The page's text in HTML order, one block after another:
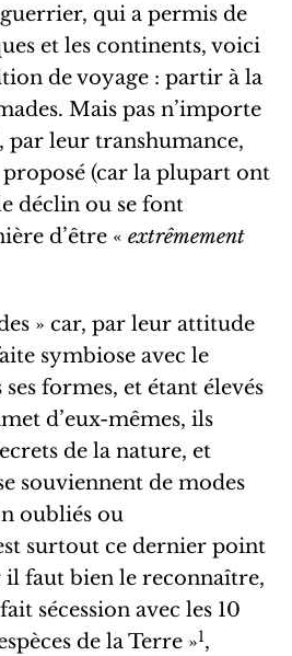
qui a permis de
et les continents, voici
de voyage : partir à la
Mais pas n’importe
par leur transhumance,
(car la plupart ont
déclin ou se font
d’être « extrêmement
» car, par leur attitude
symbiose avec le
formes, et étant élevés
d’eux-mêmes, ils
de la nature, et
souviennent de modes
oubliés ou
surtout ce dernier point
faut bien le reconnaître,
sécession avec les 10
de la Terre »1,